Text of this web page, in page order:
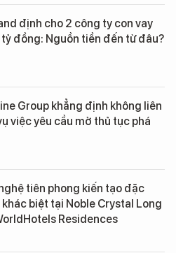
định cho 2 công ty con vay
đồng: Nguồn tiền đến từ đâu?
Group khẳng định không liên
việc yêu cầu mở thủ tục phá
tiên phong kiến tạo đặc
khác biệt tại Noble Crystal Long
Residences